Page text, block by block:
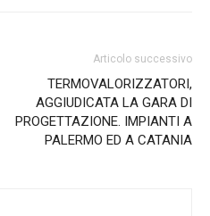
Articolo successivo
TERMOVALORIZZATORI,
AGGIUDICATA LA GARA DI
PROGETTAZIONE. IMPIANTI A
PALERMO ED A CATANIA